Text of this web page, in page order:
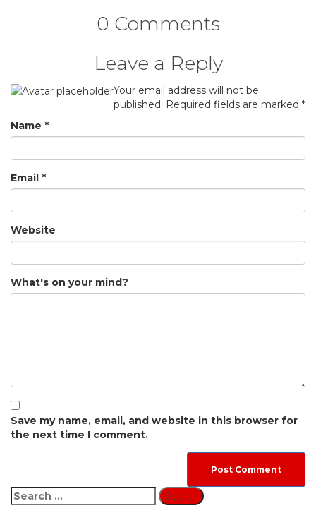
0 Comments
Leave a Reply
Your email address will not be
published. Required fields are marked *
Name *
Email *
Website
What's on your mind?
Save my name, email, and website in this browser for
the next time I comment.
Search
for: